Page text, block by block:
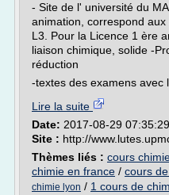
- Site de l' université du
animation, correspond aux
L3. Pour la Licence 1 ère
liaison chimique, solide -
réduction
-textes des examens avec
Lire la suite
Date: 2017-08-29 07:35:29
Site : http://
Thèmes liés : cours
chimie en france / cours
chimie lyon / 1 cours de